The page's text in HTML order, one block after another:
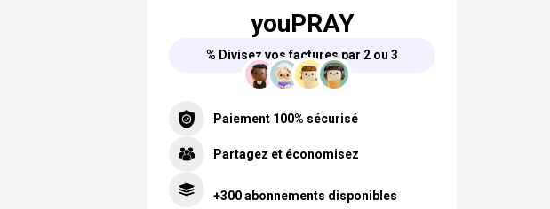
youPRAY
% Divisez vos factures par 2 ou 3
Paiement 100% sécurisé
Partagez et économisez
+300 abonnements disponibles